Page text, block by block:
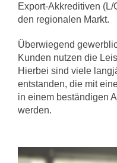
Export-Akkreditiven
den regionalen Markt.
Überwiegend
Kunden nutzen die
Hierbei sind viele
entstanden, die mit
in einem beständigen
werden.